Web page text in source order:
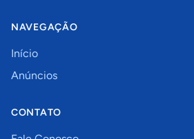
NAVEGAÇÃO
Início
Anúncios
CONTATO